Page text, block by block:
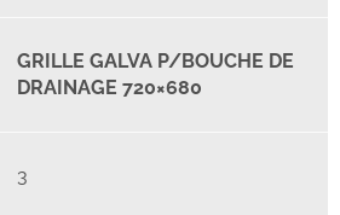
GRILLE GALVA P/BOUCHE DE
DRAINAGE 720×680
3